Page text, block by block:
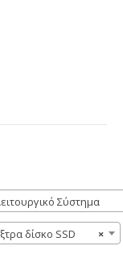
Σύστημα
×
δίσκο SSD